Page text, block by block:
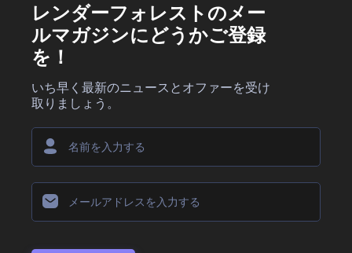
レンダーフォレストのメー
ルマガジンにどうかご登録
を！
いち早く最新のニュースとオファーを受け
取りましょう。